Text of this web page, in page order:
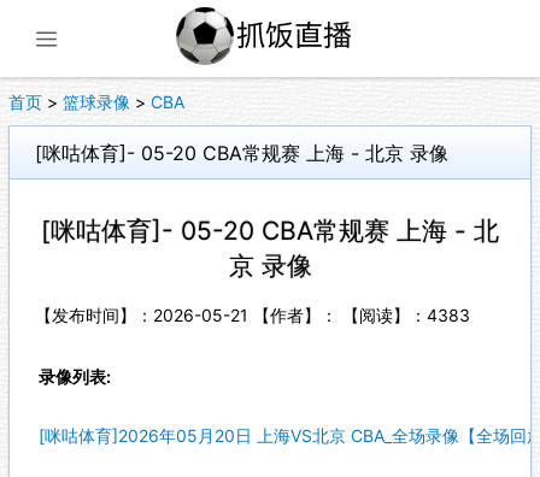
首页 > 篮球录像 > CBA
[咪咕体育]- 05-20 CBA常规赛 上海 - 北京 录像
[咪咕体育]- 05-20 CBA常规赛 上海 - 北
京 录像
【发布时间】：2026-05-21 【作者】： 【阅读】： 4383
录像列表:
[咪咕体育]2026年05月20日 上海VS北京 CBA_全场录像【全场回